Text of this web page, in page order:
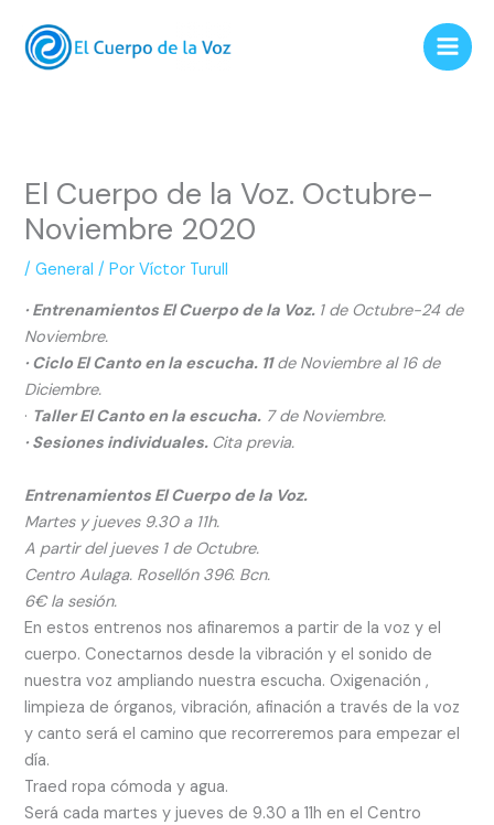
contenido
El Cuerpo de la Voz. Octubre-
Noviembre 2020
/General / PorVíctor Turull
· Entrenamientos El Cuerpo de la Voz. 1 de Octubre-24 de
Noviembre.
· Ciclo El Canto en la escucha. 11de Noviembre al 16 de
Diciembre.
· Taller El Canto en la escucha. 7 de Noviembre.
· Sesiones individuales. Cita previa.
Entrenamientos El Cuerpo de la Voz.
Martes y jueves 9.30 a 11h.
A partir del jueves 1 de Octubre.
Centro Aulaga. Rosellón 396. Bcn.
6€ la sesión.
En estos entrenos nos afinaremos a partir de la voz y el
cuerpo. Conectarnos desde la vibración y el sonido de
nuestra voz ampliando nuestra escucha. Oxigenación ,
limpieza de órganos, vibración, afinación a través de la voz
y canto será el camino que recorreremos para empezar el
día.
Traed ropa cómoda y agua.
Será cada martes y jueves de 9.30 a 11h en el Centro